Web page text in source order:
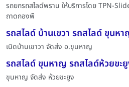
รถยกรถสไลด์พราน ให้บริการโดย TPN-
ถาดกองพื
รถสไลด์ บ้านเขวา รถสไลด์ ขุนห
เนิดบ้านเขาวา จัดส่ง อ.ขุนหาญ
รถสไลด์ ขุนหาญ รถสไลด์ห้วยขะ
ขุนหาญ จัดส่ง ห้วยขะยูง